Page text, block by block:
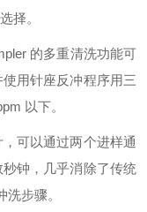
择。
的多重清洗功能可
用针座反冲程序用三
以下。
可以通过两个进样通
钟，几乎消除了传统
步骤。